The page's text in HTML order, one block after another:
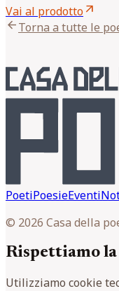
Vai al prodottoarrow_outward
arrow_backTorna a tutte le
PoetiPoesieEventi
© 2026 Casa della
Rispettiamo
Utilizziamo cookie